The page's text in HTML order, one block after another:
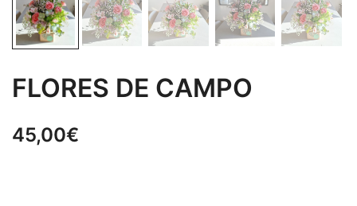
FLORES DE CAMPO
45,00€